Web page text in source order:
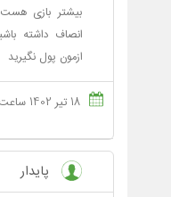
بیشتر بازی هست
انصاف داشته
ازمون پول نگیرید
18 تیر 1402 ساعت 30 :13
پایدار